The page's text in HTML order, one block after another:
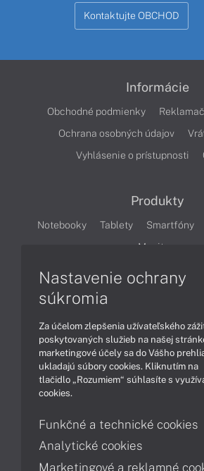
Kontaktujte OBCHOD
Informácie
Obchodné podmienky
Ochrana osobných údajov
Vyhlásenie o prístupnosti
Produkty
Notebooky Tablety Smartfóny
Monitory
Technológie
Obsah
Možnosti
Podpora a servis
Servisné služby
Nastavenie ochrany
súkromia
Za účelom zlepšenia užívateľského
poskytovaných služieb na našej
marketingové účely sa do Vášho
ukladajú súbory cookies. Kliknutím na
tlačidlo „Rozumiem“ súhlasíte s
cookies.
Funkčné a technické cookies
Analytické cookies
Marketingové a reklamné